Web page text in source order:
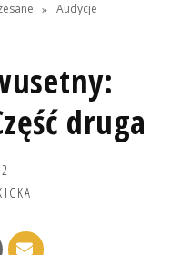
» Audycje
druga